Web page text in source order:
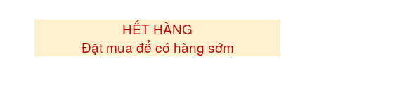
HẾT HÀNG
Đặt mua để có hàng sớm